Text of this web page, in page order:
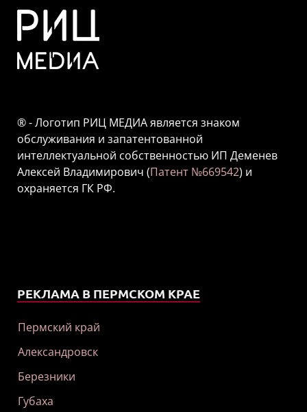
® - Логотип РИЦ МЕДИА является знаком
обслуживания и запатентованной
интеллектуальной собственностью ИП Деменев
Алексей Владимирович (Патент №669542) и
охраняется ГК РФ.
РЕКЛАМА В ПЕРМСКОМ КРАЕ
Пермский край
Александровск
Березники
Губаха